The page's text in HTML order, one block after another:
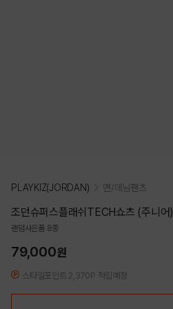
PLAYKIZ(JORDAN) 면/데님팬츠
조던슈퍼스플래쉬TECH쇼츠 (주니어)
랜덤사은품 8종
79,000원
스타일포인트 2,370P 적립예정